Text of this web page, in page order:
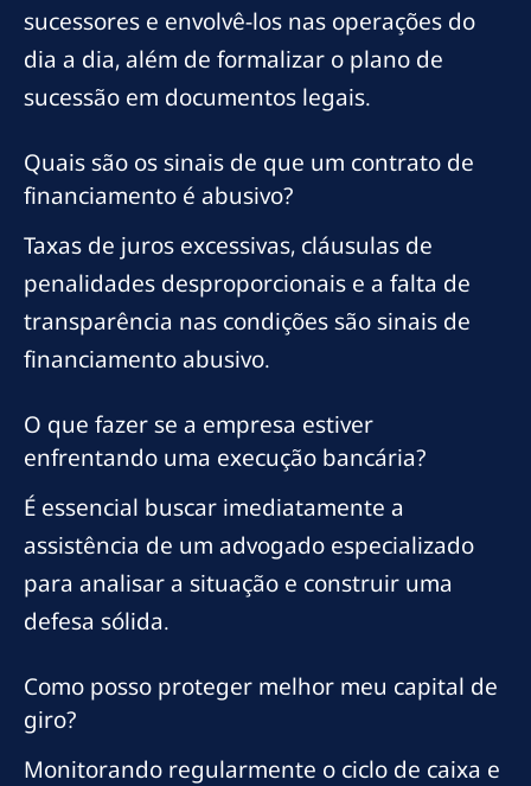
sucessores e envolvê-los nas operações do
dia a dia, além de formalizar o plano de
sucessão em documentos legais.
Quais são os sinais de que um contrato de
financiamento é abusivo?
Taxas de juros excessivas, cláusulas de
penalidades desproporcionais e a falta de
transparência nas condições são sinais de
financiamento abusivo.
O que fazer se a empresa estiver
enfrentando uma execução bancária?
É essencial buscar imediatamente a
assistência de um advogado especializado
para analisar a situação e construir uma
defesa sólida.
Como posso proteger melhor meu capital de
giro?
Monitorando regularmente o ciclo de caixa e